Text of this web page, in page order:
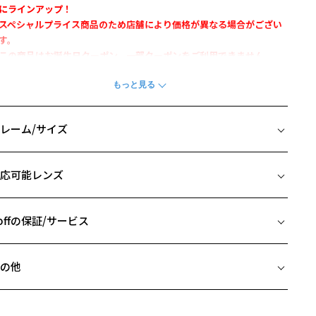
ラインアップ！
ペシャルプライス商品のため店舗により価格が異なる場合がござい
。
の商品はお誕生日クーポン、一部クーポンをご利用できません。
さや耐久性に優れたSEPと軽量なチタンを組み合わせたコンビネーシ
ナ女性にも使用していただけるよう、上品なカラーもポイント。
や色味の出方に個体差があり、画像と異なる場合がございます。
ーム/サイズ
リッジ(鼻部分)の横幅：20mm
可能レンズ
フレームとレンズの合計料金を知りたい方へ
の保証/サービス
他